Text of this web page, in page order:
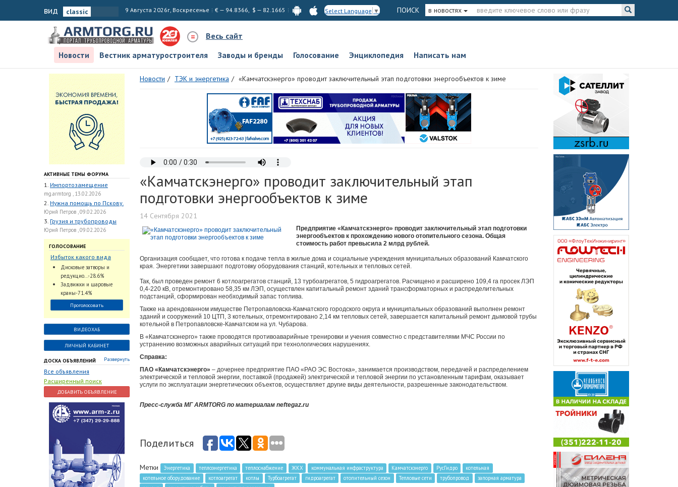
вид 9 Августа 2026г, Воскресенье € — 94.8366, $ — 82.1665 Select Language ▼ ПОИСК в новостях
Весь сайт
Новости
Вестник арматуростроителя Заводы и бренды Голосование Энциклопедия Написать нам
АКТИВНЫЕ ТЕМЫ ФОРУМА
1. Импортозамещение
mg.armtorg , 13.02.2026
2. Нужна помощь по Пскову.
Юрий Петров , 09.02.2026
3. Грузия и трубопроводы
Юрий Петров , 09.02.2026
ГОЛОСОВАНИЕ
Избыток какого вида
трубопроводной
арматуры наблюдается
на Российском рынке с
2024 по 2026 годы?
Дисковые затворы и
редукцио...-28.6%
Задвижки и шаровые
краны-71.4%
Проголосовать
ВИДЕОХАБ
ЛИЧНЫЙ КАБИНЕТ
ДОСКА ОБЪЯВЛЕНИЙ Развернуть
Все объявления
Расширенный поиск
ДОБАВИТЬ ОБЪЯВЛЕНИЕ
Новости ТЭК и энергетика «Камчатскэнерго» проводит заключительный этап подготовки энергообъектов к зиме
«Камчатскэнерго» проводит заключительный этап
подготовки энергообъектов к зиме
14 Сентября 2021
Предприятие «Камчатскэнерго» проводит заключительный этап подготовки
энергообъектов к прохождению нового отопительного сезона. Общая
стоимость работ превысила 2 млрд рублей.
Организация сообщает, что готова к подаче тепла в жилые дома и социальные учреждения муниципальных образований Камчатского
края. Энергетики завершают подготовку оборудования станций, котельных и тепловых сетей.
Так, был проведен ремонт 6 котлоагрегатов станций, 13 турбоагрегатов, 5 гидроагрегатов. Расчищено и расширено 109,4 га просек ЛЭП
0,4-220 кВ, отремонтировано 58,35 км ЛЭП, осуществлен капитальный ремонт зданий трансформаторных и распределительных
подстанций, сформирован необходимый запас топлива.
Также на арендованном имуществе Петропавловска-Камчатского городского округа и муниципальных образований выполнен ремонт
зданий и сооружений 10 ЦТП, 3 котельных, отремонтировано 2,14 км тепловых сетей, завершается капитальный ремонт дымовой трубы
котельной в Петропавловске-Камчатском на ул. Чубарова.
В «Камчатскэнерго» также проводятся противоаварийные тренировки и учения совместно с представителями МЧС России по
устранению возможных аварийных ситуаций при технологических нарушениях.
Справка:
ПАО «Камчатскэнерго» – дочернее предприятие ПАО «РАО ЭС Востока», занимается производством, передачей и распределением
электрической и тепловой энергии, поставкой (продажей) электрической и тепловой энергии по установленным тарифам, оказывает
услуги по эксплуатации энергетических объектов, осуществляет другие виды деятельности, разрешенные законодательством.
Пресс-служба МГ ARMTORG по материалам neftegaz.ru
Поделиться
Метки Энергетика теплоэнергетика теплоснабжение ЖКХ коммунальная инфраструктура Камчатскэнерго РусГидро
котельная
котельное оборудование
котлоагрегат котлы Турбоагрегат гидроагрегат отопительный сезон Тепловые сети трубопровод
запорная арматура